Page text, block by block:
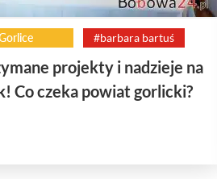
#barbara bartuś
projekty i nadzieje na
Co czeka powiat gorlicki?